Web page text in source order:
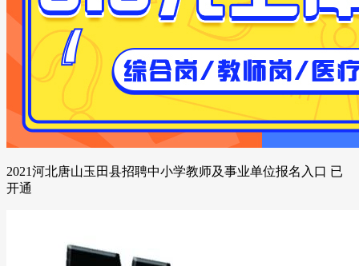
2021河北唐山玉田县招聘中小学教师及事业单位报名入口 已
开通